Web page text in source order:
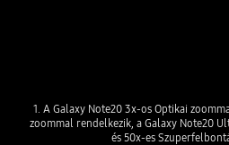
1. A Galaxy Note20 3x-os Optikai
zoommal rendelkezik, a Galaxy Note20
és 50x-es